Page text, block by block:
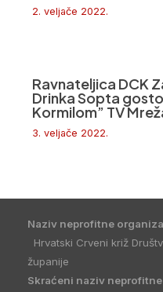
2. veljače 2022.
Ravnateljica DCK
Drinka Sopta
Kormilom” TV
3. veljače 2022.
Naziv neprofitne
Hrvatski Crveni križ
županije
Skraćeni naziv